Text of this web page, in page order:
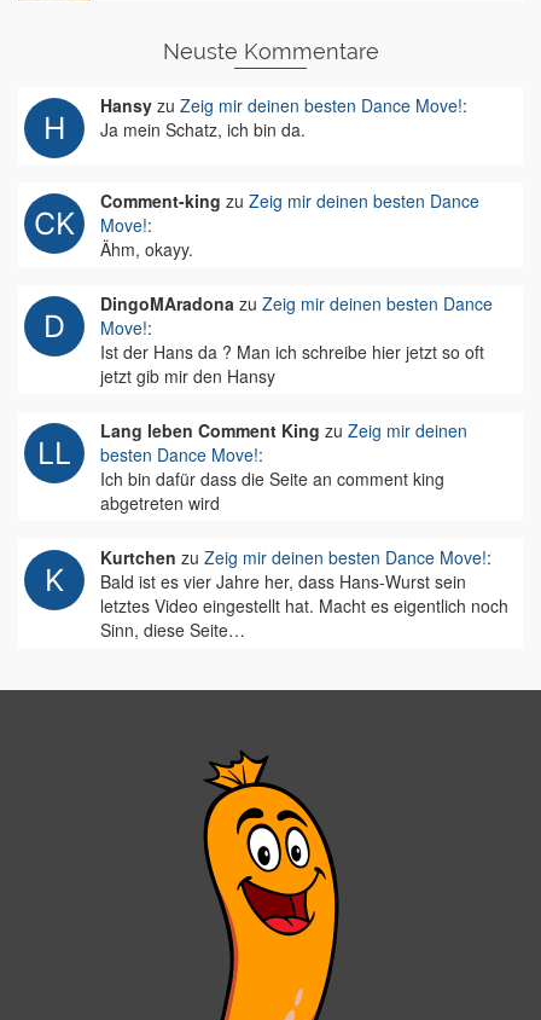
Neuste Kommentare
Hansy zu Zeig mir deinen besten Dance Move!:
Ja mein Schatz, ich bin da.
Comment-king zu Zeig mir deinen besten Dance
Move!:
Ähm, okayy.
DingoMAradona zu Zeig mir deinen besten Dance
Move!:
Ist der Hans da ? Man ich schreibe hier jetzt so oft
jetzt gib mir den Hansy
Lang leben Comment King zu Zeig mir deinen
besten Dance Move!:
Ich bin dafür dass die Seite an comment king
abgetreten wird
Kurtchen zu Zeig mir deinen besten Dance Move!:
Bald ist es vier Jahre her, dass Hans-Wurst sein
letztes Video eingestellt hat. Macht es eigentlich noch
Sinn, diese Seite…